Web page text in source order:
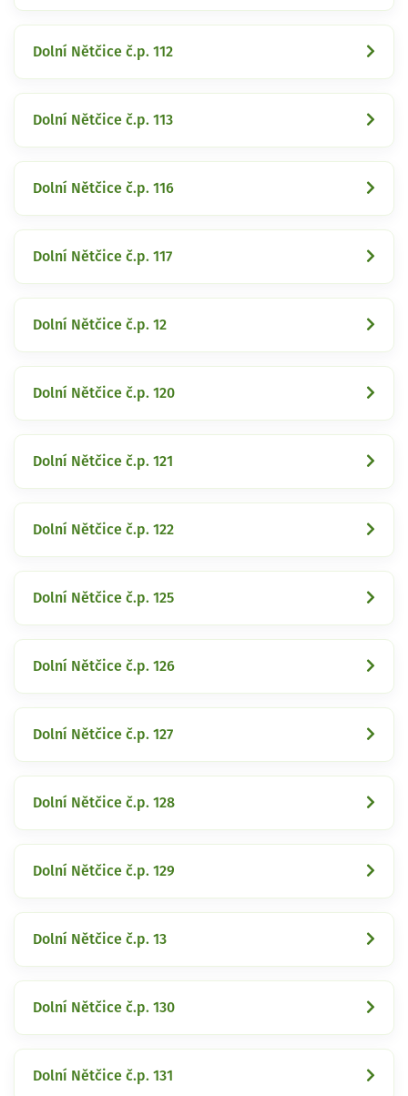
Dolní Nětčice č.p. 112
Dolní Nětčice č.p. 113
Dolní Nětčice č.p. 116
Dolní Nětčice č.p. 117
Dolní Nětčice č.p. 12
Dolní Nětčice č.p. 120
Dolní Nětčice č.p. 121
Dolní Nětčice č.p. 122
Dolní Nětčice č.p. 125
Dolní Nětčice č.p. 126
Dolní Nětčice č.p. 127
Dolní Nětčice č.p. 128
Dolní Nětčice č.p. 129
Dolní Nětčice č.p. 13
Dolní Nětčice č.p. 130
Dolní Nětčice č.p. 131